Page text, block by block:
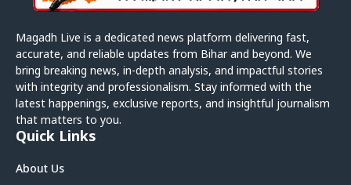
Magadh Live is a dedicated news platform delivering fast,
accurate, and reliable updates from Bihar and beyond. We
bring breaking news, in-depth analysis, and impactful stories
with integrity and professionalism. Stay informed with the
latest happenings, exclusive reports, and insightful journalism
that matters to you.
Quick Links
About Us